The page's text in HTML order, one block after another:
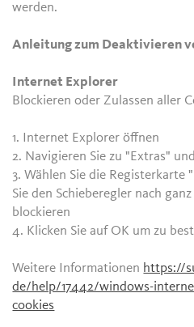
werden.
Anleitung zum Deaktivieren
Internet Explorer
Blockieren oder Zulassen aller
1. Internet Explorer öffnen
2. Navigieren Sie zu "Extras"
3. Wählen Sie die Registerkarte
Sie den Schieberegler nach
blockieren
4. Klicken Sie auf OK um zu
Weitere Informationen https://
de/help/17442/windows-
cookies